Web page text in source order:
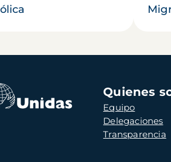
Navegación
principal
Quienes
Equipo
Delegaciones
Transparencia